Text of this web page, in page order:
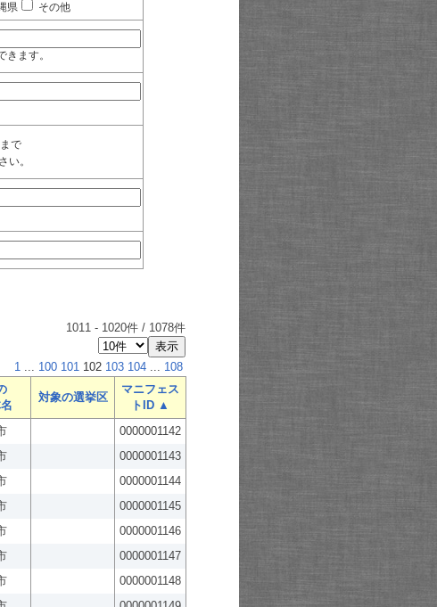
県 その他
ます。
まで
。
1011 - 1020件 / 1078件
1 ... 100 101 102 103 104 ... 108
対象の選挙区
マニフェス
トID ▲
0000001142
0000001143
0000001144
0000001145
0000001146
0000001147
0000001148